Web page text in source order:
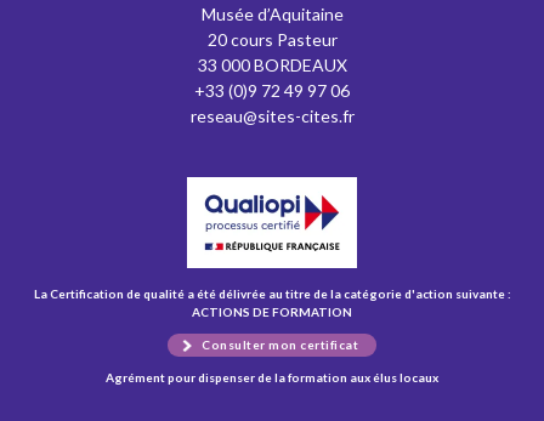
Musée d’Aquitaine
20 cours Pasteur
33 000 BORDEAUX
+33 (0)9 72 49 97 06
reseau@sites-cites.fr
La Certification de qualité a été délivrée au titre de la catégorie d'action suivante :
ACTIONS DE FORMATION
Consulter mon certificat
Agrément pour dispenser de la formation aux élus locaux